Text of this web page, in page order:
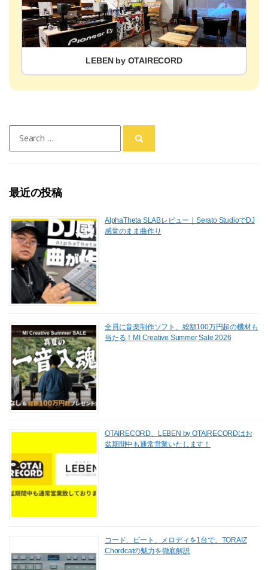
LEBEN by OTAIRECORD
for:
最近の投稿
AlphaTheta SLABレビュー｜Serato StudioでDJ
感覚のまま曲作り
全員に音楽制作ソフト、総額100万円超の機材も
当たる！MI Creative Summer Sale 2026
OTAIRECORD、LEBEN by OTAIRECORDはお
盆期間中も通常営業いたします！
コード、ビート、メロディを1台で。TORAIZ
Chordcatの魅力を徹底解説